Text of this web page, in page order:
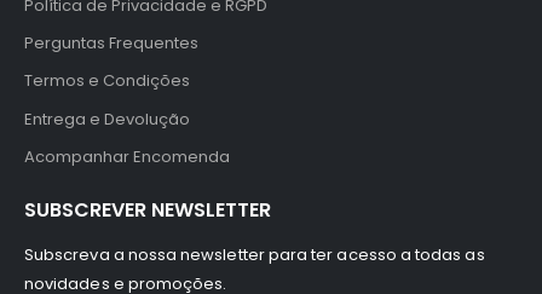
Política de Privacidade e RGPD
Perguntas Frequentes
Termos e Condições
Entrega e Devolução
Acompanhar Encomenda
SUBSCREVER NEWSLETTER
Subscreva a nossa newsletter para ter acesso a todas as
novidades e promoções.